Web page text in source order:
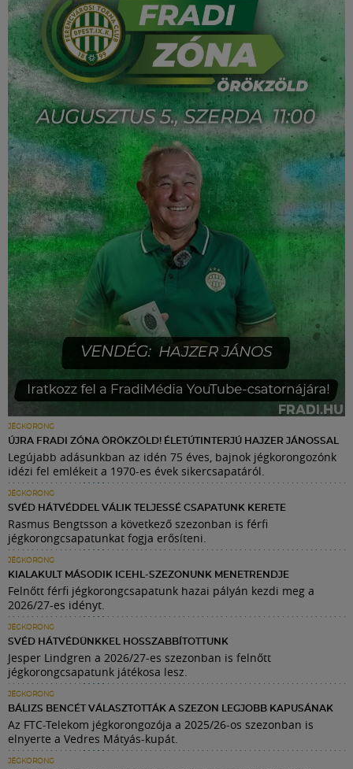
JÉGKORONG
ÚJRA FRADI ZÓNA ÖRÖKZÖLD! ÉLETÚTINTERJÚ HAJZER JÁNOSSAL
Legújabb adásunkban az idén 75 éves, bajnok jégkorongozónk
idézi fel emlékeit a 1970-es évek sikercsapatáról.
JÉGKORONG
SVÉD HÁTVÉDDEL VÁLIK TELJESSÉ CSAPATUNK KERETE
Rasmus Bengtsson a következő szezonban is férfi
jégkorongcsapatunkat fogja erősíteni.
JÉGKORONG
KIALAKULT MÁSODIK ICEHL-SZEZONUNK MENETRENDJE
Felnőtt férfi jégkorongcsapatunk hazai pályán kezdi meg a
2026/27-es idényt.
JÉGKORONG
SVÉD HÁTVÉDÜNKKEL HOSSZABBÍTOTTUNK
Jesper Lindgren a 2026/27-es szezonban is felnőtt
jégkorongcsapatunk játékosa lesz.
JÉGKORONG
BÁLIZS BENCÉT VÁLASZTOTTÁK A SZEZON LEGJOBB KAPUSÁNAK
Az FTC-Telekom jégkorongozója a 2025/26-os szezonban is
elnyerte a Vedres Mátyás-kupát.
JÉGKORONG